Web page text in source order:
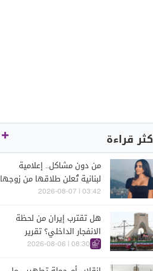
قراءة
من دون مشاكل.. إعلامية
لبنانية تُعلن طلاقها من زوجها
رجل الأعمال
03:42 | 2026-08-07
هل تقترب إيران من لحظة
الانفجار الداخلي؟ تقرير
اسرائيلي يكشف الكواليس
08:30 | 2026-08-06